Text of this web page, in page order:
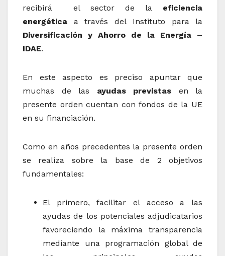
recibirá el sector de la eficiencia
energética a través del Instituto para la
Diversificación y Ahorro de la Energía –
IDAE.
En este aspecto es preciso apuntar que
muchas de las ayudas previstas en la
presente orden cuentan con fondos de la UE
en su financiación.
Como en años precedentes la presente orden
se realiza sobre la base de 2 objetivos
fundamentales:
El primero, facilitar el acceso a las
ayudas de los potenciales adjudicatarios
favoreciendo la máxima transparencia
mediante una programación global de